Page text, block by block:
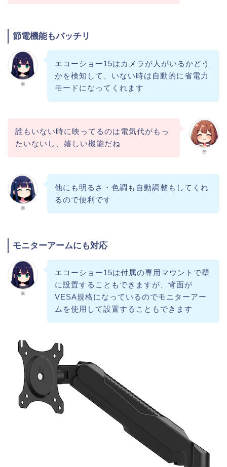
節電機能もバッチリ
奏
エコーショー15はカメラが人がいるかどう
かを検知して、いない時は自動的に省電力
モードになってくれます
茜
誰もいない時に映ってるのは電気代がもっ
たいないし、嬉しい機能だね
奏
他にも明るさ・色調も自動調整もしてくれ
るので便利です
モニターアームにも対応
奏
エコーショー15は付属の専用マウントで壁
に設置することもできますが、背面が
VESA規格になっているのでモニターアー
ムを使用して設置することもできます